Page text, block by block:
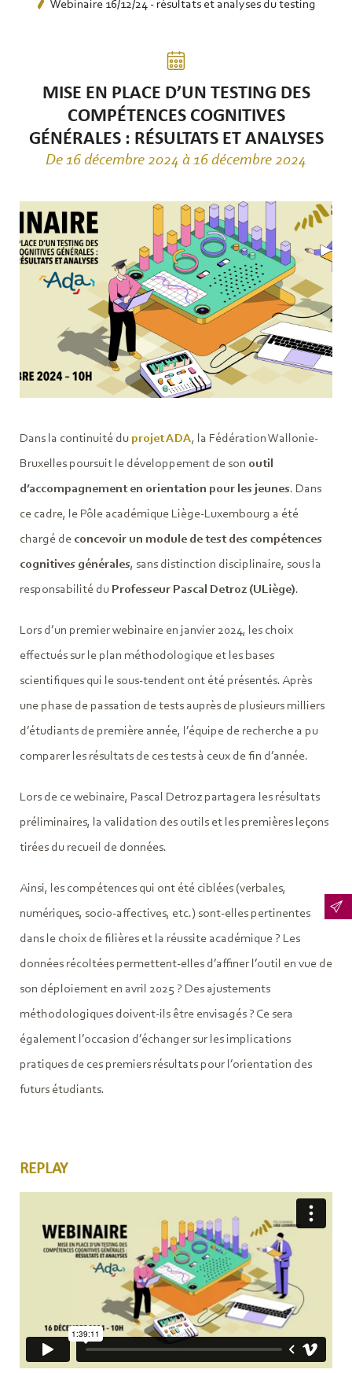
Webinaire 16/12/24 - résultats et analyses du testing
MISE EN PLACE D’UN TESTING DES
COMPÉTENCES COGNITIVES
GÉNÉRALES : RÉSULTATS ET ANALYSES
De 16 décembre 2024 à 16 décembre 2024
Dans la continuité du projet ADA, la Fédération Wallonie-
Bruxelles poursuit le développement de son outil
d’accompagnement en orientation pour les jeunes. Dans
ce cadre, le Pôle académique Liège-Luxembourg a été
chargé de concevoir un module de test des compétences
cognitives générales, sans distinction disciplinaire, sous la
responsabilité du Professeur Pascal Detroz (ULiège).
Lors d’un premier webinaire en janvier 2024, les choix
effectués sur le plan méthodologique et les bases
scientifiques qui le sous-tendent ont été présentés. Après
une phase de passation de tests auprès de plusieurs milliers
d’étudiants de première année, l’équipe de recherche a pu
comparer les résultats de ces tests à ceux de fin d’année.
Lors de ce webinaire, Pascal Detroz partagera les résultats
préliminaires, la validation des outils et les premières leçons
tirées du recueil de données.
Ainsi, les compétences qui ont été ciblées (verbales,
numériques, socio-affectives, etc.) sont-elles pertinentes
dans le choix de filières et la réussite académique ? Les
données récoltées permettent-elles d’affiner l’outil en vue de
son déploiement en avril 2025 ? Des ajustements
méthodologiques doivent-ils être envisagés ? Ce sera
également l’occasion d’échanger sur les implications
pratiques de ces premiers résultats pour l’orientation des
futurs étudiants.
REPLAY